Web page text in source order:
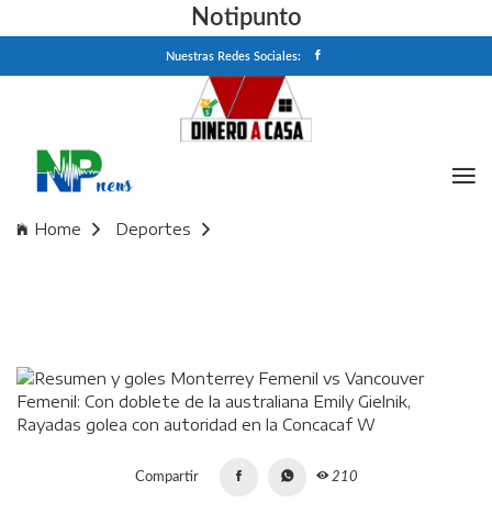
Notipunto
Nuestras Redes Sociales:
Home
Deportes
Compartir 210